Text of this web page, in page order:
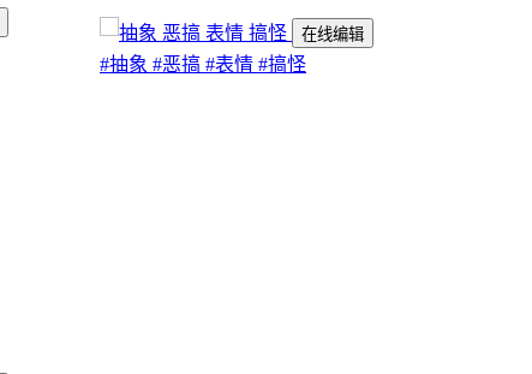
在线编辑
#抽象 #恶搞 #表情 #搞怪